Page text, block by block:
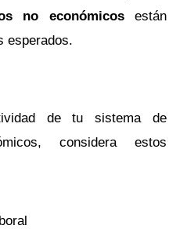
no económicosestán
esperados.
de tu sistema de
considera estos